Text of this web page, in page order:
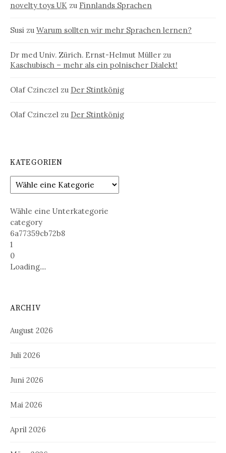
novelty toys UK zu Finnlands Sprachen
Susi zu Warum sollten wir mehr Sprachen lernen?
Dr med Univ. Zürich. Ernst-Helmut Müller zu
Kaschubisch – mehr als ein polnischer Dialekt!
Olaf Czinczel zu Der Stintkönig
Olaf Czinczel zu Der Stintkönig
KATEGORIEN
Wähle eine Unterkategorie
category
6a77359cb72b8
1
0
Loading....
ARCHIV
August 2026
Juli 2026
Juni 2026
Mai 2026
April 2026